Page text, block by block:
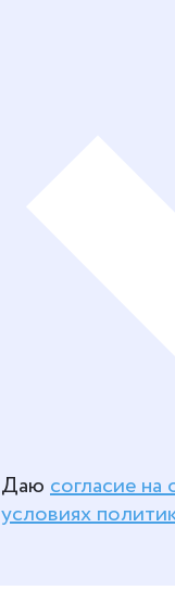
Даю согласие
условиях